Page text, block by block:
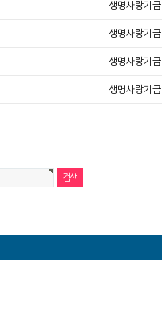
생명사랑기금
생명사랑기금
생명사랑기금
생명사랑기금